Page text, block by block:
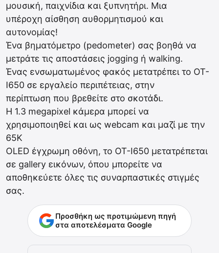
μουσική, παιχνίδια και ξυπνητήρι. Μια
υπέροχη αίσθηση αυθορμητισμού και
αυτονομίας!
Ένα βηματόμετρο (pedometer) σας βοηθά να
μετράτε τις αποστάσεις jogging ή walking.
Ένας ενσωματωμένος φακός μετατρέπει το OT-
I650 σε εργαλείο περιπέτειας, στην
περίπτωση που βρεθείτε στο σκοτάδι.
Η 1.3 megapixel κάμερα μπορεί να
χρησιμοποιηθεί και ως webcam και μαζί με την
65K
OLED έγχρωμη οθόνη, το OT-I650 μετατρέπεται
σε gallery εικόνων, όπου μπορείτε να
αποθηκεύετε όλες τις συναρπαστικές στιγμές
σας.
Προσθήκη ως προτιμώμενη πηγή
στα αποτελέσματα Google